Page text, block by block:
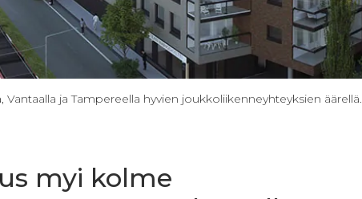
Vantaalla ja Tampereella hyvien joukkoliikenneyhteyksien äärellä.
myi kolme